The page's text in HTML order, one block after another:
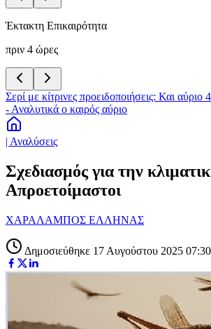
Έκτακτη Επικαιρότητα
πριν 4 ώρες
Σερί με κίτρινες προειδοποιήσεις: Και
- Αναλυτικά ο καιρός αύριο
| Αναλύσεις
Σχεδιασμός για την
Απροετοίμαστοι
ΧΑΡΑΛΑΜΠΟΣ ΕΛΛΗΝΑΣ
Δημοσιεύθηκε 17 Αυγούστου 2025 07:30